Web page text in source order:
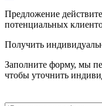
Предложение
потенциальных
Получить
Заполните форму, мы
чтобы уточнить